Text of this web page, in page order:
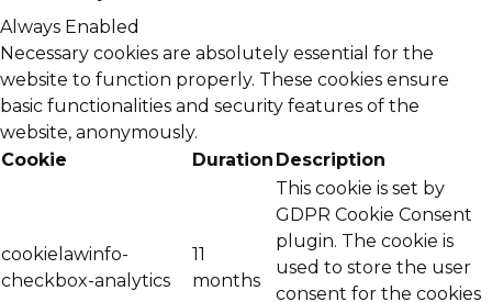
Always Enabled
Necessary cookies are absolutely essential for the
website to function properly. These cookies ensure
basic functionalities and security features of the
website, anonymously.
Cookie
Duration Description
cookielawinfo-
checkbox-analytics
11
months
This cookie is set by
GDPR Cookie Consent
plugin. The cookie is
used to store the user
consent for the cookies